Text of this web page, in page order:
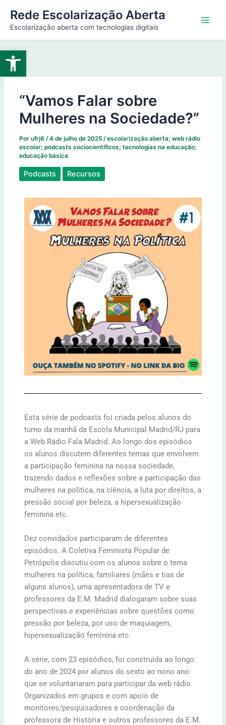
Abrir a barra de ferramentas
para
conteúdo
Rede Escolarização Aberta
Escolarização aberta com tecnologias digitais
“Vamos Falar sobre
Mulheres na Sociedade?”
Por ufrj6 /4 de julho de 2025 /escolarização aberta; web rádio
escolar; podcasts sociocientíficos; tecnologias na educação;
educação básica
Podcasts Recursos
Esta série de podcasts foi criada pelos alunos do
turno da manhã da Escola Municipal Madrid/RJ para
a Web Rádio Fala Madrid. Ao longo dos episódios
os alunos discutem diferentes temas que envolvem
a participação feminina na nossa sociedade,
trazendo dados e reflexões sobre a participação das
mulheres na política, na ciência, a luta por direitos, a
pressão social por beleza, a hipersexualização
feminina etc.
Dez convidados participaram de diferentes
episódios. A Coletiva Feminista Popular de
Petrópolis discutiu com os alunos sobre o tema
mulheres na política, familiares (mães e tias de
alguns alunos), uma apresentadora de TV e
professores da E.M. Madrid dialogaram sobre suas
perspectivas e experiências sobre questões como
pressão por beleza, por uso de maquiagem,
hipersexualização feminina etc.
A série, com 23 episódios, foi construída ao longo
do ano de 2024 por alunos do sexto ao nono ano
que se voluntariaram para participar da web rádio.
Organizados em grupos e com apoio de
monitores/pesquisadores e coordenação da
professora de História e outros professores da E.M.